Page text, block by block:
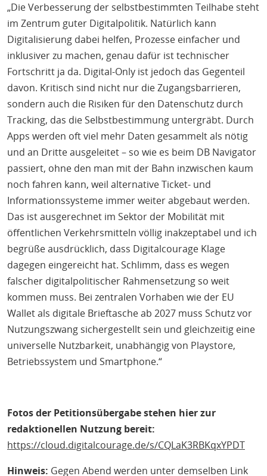
„Die Verbesserung der selbstbestimmten Teilhabe steht
im Zentrum guter Digitalpolitik. Natürlich kann
Digitalisierung dabei helfen, Prozesse einfacher und
inklusiver zu machen, genau dafür ist technischer
Fortschritt ja da. Digital-Only ist jedoch das Gegenteil
davon. Kritisch sind nicht nur die Zugangsbarrieren,
sondern auch die Risiken für den Datenschutz durch
Tracking, das die Selbstbestimmung untergräbt. Durch
Apps werden oft viel mehr Daten gesammelt als nötig
und an Dritte ausgeleitet – so wie es beim DB Navigator
passiert, ohne den man mit der Bahn inzwischen kaum
noch fahren kann, weil alternative Ticket- und
Informationssysteme immer weiter abgebaut werden.
Das ist ausgerechnet im Sektor der Mobilität mit
öffentlichen Verkehrsmitteln völlig inakzeptabel und ich
begrüße ausdrücklich, dass Digitalcourage Klage
dagegen eingereicht hat. Schlimm, dass es wegen
falscher digitalpolitischer Rahmensetzung so weit
kommen muss. Bei zentralen Vorhaben wie der EU
Wallet als digitale Brieftasche ab 2027 muss Schutz vor
Nutzungszwang sichergestellt sein und gleichzeitig eine
universelle Nutzbarkeit, unabhängig von Playstore,
Betriebssystem und Smartphone.“
Fotos der Petitionsübergabe stehen hier zur
redaktionellen Nutzung bereit:
https://cloud.digitalcourage.de/s/CQLaK3RBKqxYPDT
Hinweis: Gegen Abend werden unter demselben Link